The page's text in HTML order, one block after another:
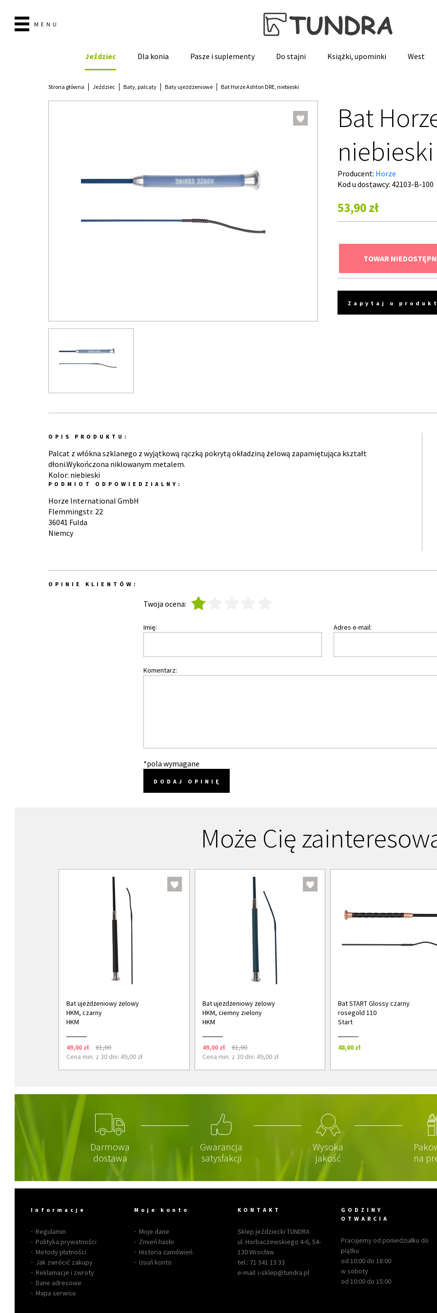
MENU
Jeździec Dla konia Pasze i suplementy Do stajni Książki, upominki West
Strona główna Jeździec Baty, palcaty Baty ujeżdżeniowe Bat Horze Ashton DRE, niebieski
Bat
niebieski
Producent: Horze
Kod u dostawcy: 42103-B-100
53,90 zł
TOWAR
Zapytaj o
OPIS PRODUKTU:
Palcat z włókna szklanego z wyjątkową rączką pokrytą okładziną żelową zapamiętująca kształt
dłoni.Wykończona niklowanym metalem.
Kolor: niebieski
PODMIOT ODPOWIEDZIALNY:
Horze International GmbH
Flemmingstr. 22
36041 Fulda
Niemcy
OPINIE KLIENTÓW:
Twoja ocena:
Imię: Adres e-mail:
Komentarz:
*pola wymagane
DODAJ OPINIĘ
Może Cię
Bat ujeżdżeniowy żelowy
HKM, czarny
HKM
49,00 zł
61,00
Cena min. z 30 dni: 49,00 zł
Bat ujeżdżeniowy żelowy
HKM, ciemny zielony
HKM
49,00 zł
61,00
Cena min. z 30 dni: 49,00 zł
Bat START Glossy czarny
rosegold 110
Start
48,00 zł
Darmowa
dostawa
Gwarancja
satysfakcji
Wysoka
jakość
na
Informacje
Regulamin
Polityka prywatności
Metody płatności
Jak zwrócić zakupy
Reklamacje i zwroty
Dane adresowe
Mapa serwisu
Moje konto
Moje dane
Zmień hasło
Historia zamówień
Usuń konto
KONTAKT
Sklep jeździecki TUNDRA
ul. Horbaczewskiego 4-6, 54-
130 Wrocław
tel.: 71 341 13 33
e-mail: i-sklep@tundra.pl
GODZINY
OTWARCIA
Pracujemy od poniedziałku do
piątku
od 10:00 do 18:00
w soboty
od 10:00 do 15:00